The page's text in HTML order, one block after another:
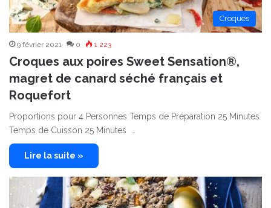
Croques
9 février 2021 0 1 223
Croques aux poires Sweet Sensation®,
magret de canard séché français et
Roquefort
Proportions pour 4 Personnes Temps de Préparation 25 Minutes
Temps de Cuisson 25 Minutes …
Lire la suite »